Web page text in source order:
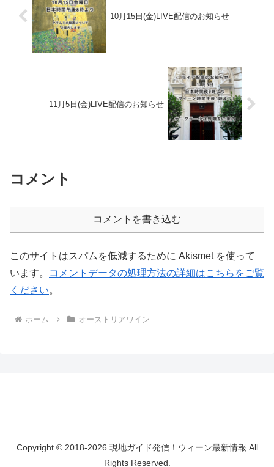
10月15日(金)LIVE配信のお知らせ
11月5日(金)LIVE配信のお知らせ
コメント
コメントを書き込む
このサイトはスパムを低減するために Akismet を使って
います。
コメントデータの処理方法の詳細はこちらをご覧
ください。
ホーム オーストリアワイン
Copyright © 2018-2026 現地ガイド発信！ウィーン最新情報 All
Rights Reserved.